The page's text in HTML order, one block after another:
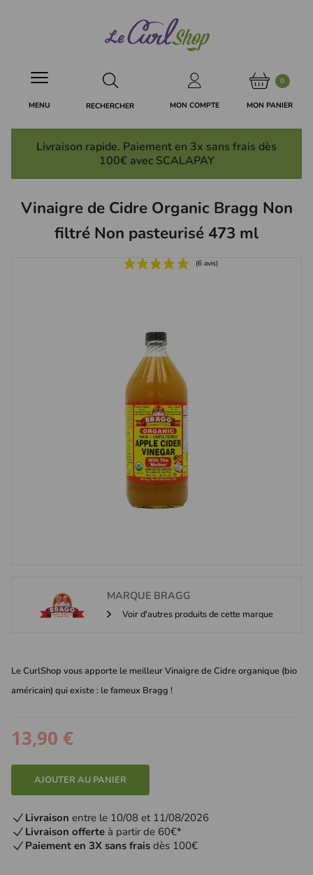
MON COMPTE
0
MON PANIER
RECHERCHER
MENU
Livraison rapide. Paiement en 3x sans frais dès
100€ avec SCALAPAY
Vinaigre de Cidre Organic Bragg Non
filtré Non pasteurisé 473 ml
MARQUE BRAGG
Voir d'autres produits de cette marque
Le CurlShop vous apporte le meilleur Vinaigre de Cidre organique (bio
américain) qui existe : le fameux Bragg !
13,90 €
AJOUTER AU PANIER
Livraison entre le 10/08 et 11/08/2026
Livraison offerte à partir de 60€*
Paiement en 3X sans frais dès 100€